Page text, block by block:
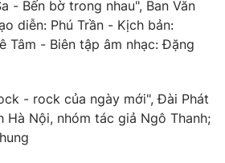
- Bến bờ trong nhau", Ban Văn
diễn: Phú Trần - Kịch bản:
Tâm - Biên tập âm nhạc: Đặng
- rock của ngày mới", Đài Phát
Hà Nội, nhóm tác giả Ngô Thanh;